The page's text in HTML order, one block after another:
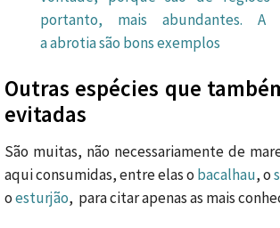
portanto, mais abundantes. A
a abrotiasão bons exemplos
Outras espécies que
evitadas
São muitas, não necessariamente de
aqui consumidas, entre elas o bacalhau, o
oesturjão, para citar apenas as mais